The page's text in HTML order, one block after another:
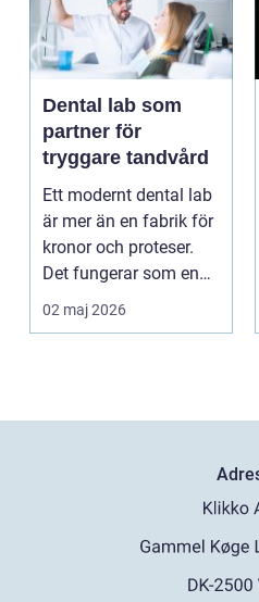
Dental lab som
partner för
tryggare tandvård
Ett modernt dental lab
är mer än en fabrik för
kronor och proteser.
Det fungerar som en
förlängning ...
02 maj 2026